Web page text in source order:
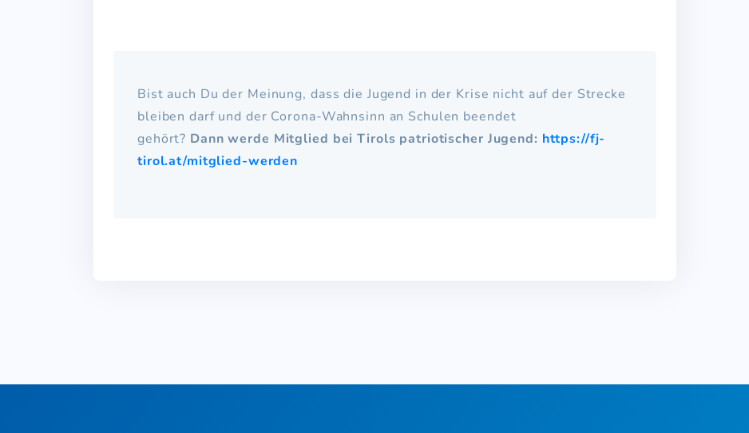
Bist auch Du der Meinung, dass die Jugend in der Krise nicht auf der Strecke
bleiben darf und der Corona-Wahnsinn an Schulen beendet
gehört? Dann werde Mitglied bei Tirols patriotischer Jugend: https://fj-
tirol.at/mitglied-werden